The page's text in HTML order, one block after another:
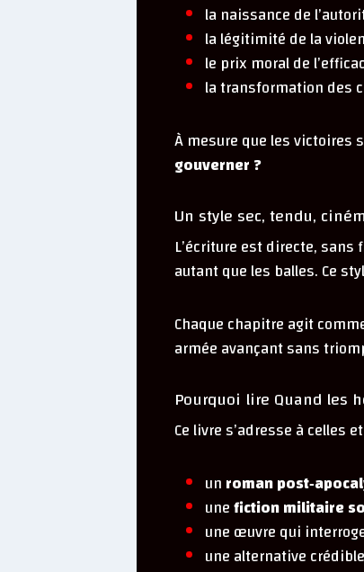
la naissance de
la légitimité de la
le prix moral de
la transformation des
À mesure que les victoires
gouverner ?
Un style sec, tendu,
L’écriture est directe,
autant que les balles. Ce
Chaque chapitre agit
armée avançant sans
Pourquoi lire Quand les
Ce livre s’adresse à celles
unroman
unefiction militaire
une œuvre qui
une alternative